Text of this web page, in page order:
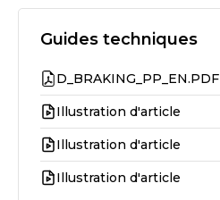
Guides techniques
D_BRAKING_PP_EN.PDF
Illustration d'article
Illustration d'article
Illustration d'article